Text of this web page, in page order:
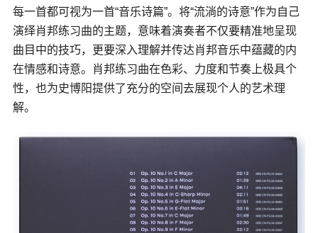
每一首都可视为一首“音乐诗篇”。将“流淌的诗意”作为自己
演绎肖邦练习曲的主题，意味着演奏者不仅要精准地呈现
曲目中的技巧，更要深入理解并传达肖邦音乐中蕴藏的内
在情感和诗意。肖邦练习曲在色彩、力度和节奏上极具个
性，也为史博阳提供了充分的空间去展现个人的艺术理
解。